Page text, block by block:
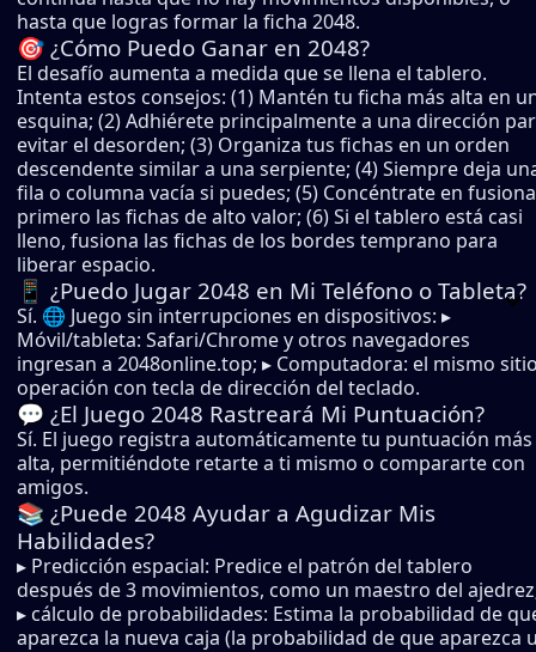
hasta que logras formar la ficha 2048.
🎯 ¿Cómo Puedo Ganar en 2048?
El desafío aumenta a medida que se llena el tablero.
Intenta estos consejos: (1) Mantén tu ficha más alta en
esquina; (2) Adhiérete principalmente a una dirección
evitar el desorden; (3) Organiza tus fichas en un orden
descendente similar a una serpiente; (4) Siempre deja
fila o columna vacía si puedes; (5) Concéntrate en
primero las fichas de alto valor; (6) Si el tablero está casi
lleno, fusiona las fichas de los bordes temprano para
liberar espacio.
📱 ¿Puedo Jugar 2048 en Mi Teléfono o Tableta?
Sí. 🌐 Juego sin interrupciones en dispositivos: ▸
Móvil/tableta: Safari/Chrome y otros navegadores
ingresan a 2048online.top; ▸ Computadora: el mismo
operación con tecla de dirección del teclado.
💬 ¿El Juego 2048 Rastreará Mi Puntuación?
Sí. El juego registra automáticamente tu puntuación más
alta, permitiéndote retarte a ti mismo o compararte con
amigos.
📚 ¿Puede 2048 Ayudar a Agudizar Mis
Habilidades?
▸ Predicción espacial: Predice el patrón del tablero
después de 3 movimientos, como un maestro del
▸ cálculo de probabilidades: Estima la probabilidad de
aparezca la nueva caja (la probabilidad de que aparezca